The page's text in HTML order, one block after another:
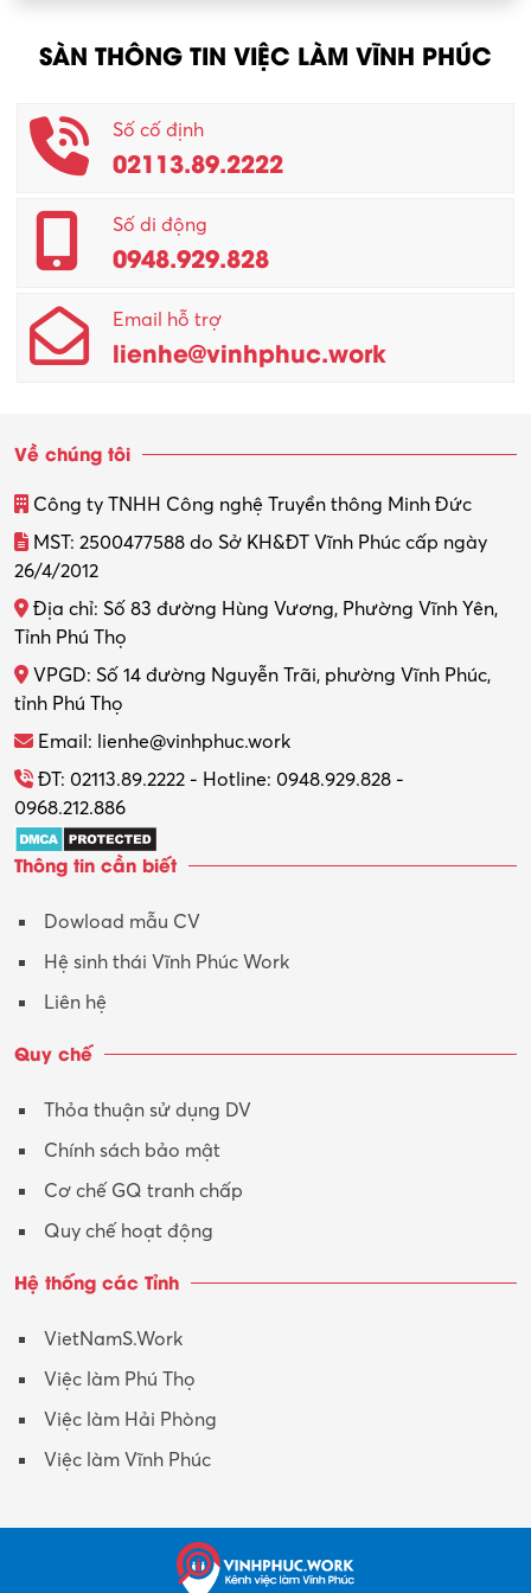
Nhân viên CSKH
Phục vụ khác
Promotion Girl (PG)
Quản lý – Giám đốc
Quản lý chất lượng – QC
Quản lý sản xuất
Quản trị kinh doanh
Thiết kế nội thất
Thợ máy – Ô tô – Xe máy
Thực tập
Tổ chức sự kiện – Quà tặng
Trợ lý
Tư vấn
Tư vấn – Kiến trúc
Y tế-Dược
SÀN THÔNG TIN VIỆC LÀM VĨNH PHÚC
Số cố định
02113.89.2222
Số di động
0948.929.828
Email hỗ trợ
lienhe@vinhphuc.work
Về chúng tôi
Công ty TNHH Công nghệ Truyền thông Minh Đức
MST: 2500477588 do Sở KH&ĐT Vĩnh Phúc cấp ngày
26/4/2012
Địa chỉ: Số 83 đường Hùng Vương, Phường Vĩnh Yên,
Tỉnh Phú Thọ
VPGD: Số 14 đường Nguyễn Trãi, phường Vĩnh Phúc,
tỉnh Phú Thọ
Email: lienhe@vinhphuc.work
ĐT: 02113.89.2222 - Hotline: 0948.929.828 -
0968.212.886
Thông tin cần biết
Dowload mẫu CV
Hệ sinh thái Vĩnh Phúc Work
Liên hệ
Quy chế
Thỏa thuận sử dụng DV
Chính sách bảo mật
Cơ chế GQ tranh chấp
Quy chế hoạt động
Hệ thống các Tỉnh
VietNamS.Work
Việc làm Phú Thọ
Việc làm Hải Phòng
Việc làm Vĩnh Phúc